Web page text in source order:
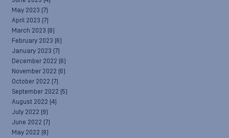
May 2023 (7)
April 2023 (7)
March 2023 (8)
February 2023 (6)
January 2023 (7)
December 2022 (6)
November 2022 (6)
October 2022 (7)
September 2022 (5)
August 2022 (4)
July 2022 (9)
June 2022 (7)
May 2022 (8)